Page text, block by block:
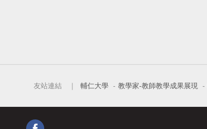
友站連結 ｜ 輔仁大學 - 教學家-教師教學成果展現 -